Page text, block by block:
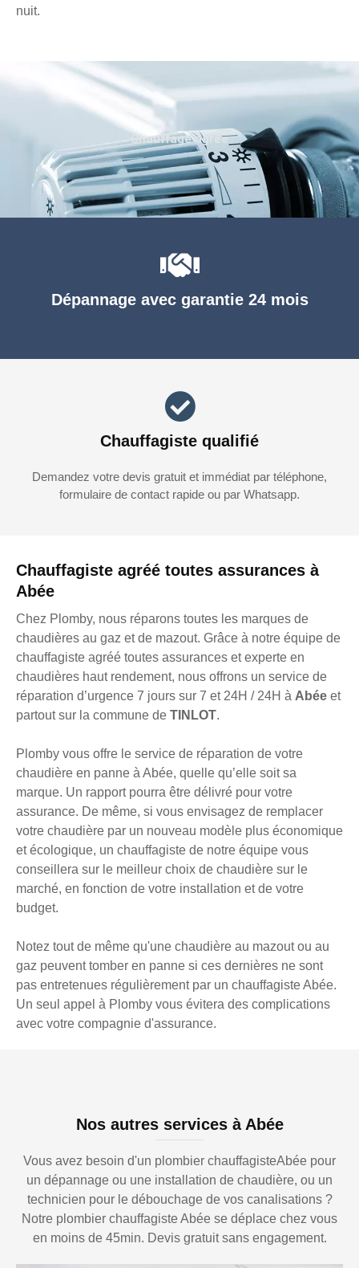
nuit.
Chauffagiste agréé toutes assurances à
Abée
Chez Plomby, nous réparons toutes les marques de
chaudières au gaz et de mazout. Grâce à notre équipe de
chauffagiste agréé toutes assurances et experte en
chaudières haut rendement, nous offrons un service de
réparation d’urgence 7 jours sur 7 et 24H / 24H à Abée et
partout sur la commune de TINLOT.
Plomby vous offre le service de réparation de votre
chaudière en panne à Abée, quelle qu’elle soit sa
marque. Un rapport pourra être délivré pour votre
assurance. De même, si vous envisagez de remplacer
votre chaudière par un nouveau modèle plus économique
et écologique, un chauffagiste de notre équipe vous
conseillera sur le meilleur choix de chaudière sur le
marché, en fonction de votre installation et de votre
budget.
Notez tout de même qu'une chaudière au mazout ou au
gaz peuvent tomber en panne si ces dernières ne sont
pas entretenues régulièrement par un chauffagiste Abée.
Un seul appel à Plomby vous évitera des complications
avec votre compagnie d'assurance.
Dépannage avec garantie 24 mois
Chauffagiste qualifié
Demandez votre devis gratuit et immédiat par téléphone,
formulaire de contact rapide ou par Whatsapp.
Chauffage agréé
Nos autres services à Abée
Vous avez besoin d'un plombier chauffagisteAbée pour
un dépannage ou une installation de chaudière, ou un
technicien pour le débouchage de vos canalisations ?
Notre plombier chauffagiste Abée se déplace chez vous
en moins de 45min. Devis gratuit sans engagement.